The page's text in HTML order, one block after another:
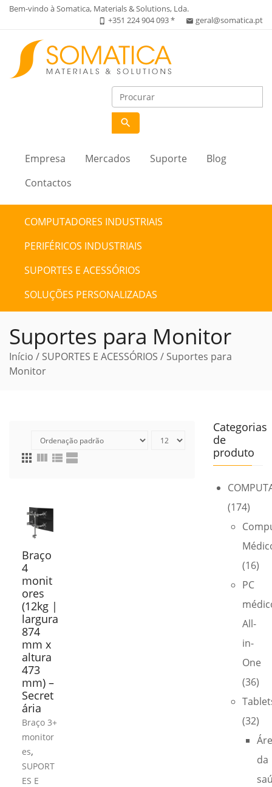
Bem-vindo à Somatica, Materials & Solutions, Lda.
phone_iphone +351 224 904 093 * email geral@somatica.pt
search
Empresa Mercados Suporte
Blog
Contactos
COMPUTADORES INDUSTRIAIS
PERIFÉRICOS INDUSTRIAIS
SUPORTES E ACESSÓRIOS
SOLUÇÕES PERSONALIZADAS
Suportes para Monitor
Início / SUPORTES E ACESSÓRIOS / Suportes para
Monitor
apps view_column view_list view_agenda
Braço
4
monit
ores
(12kg |
largura
874
mm x
altura
473
mm) –
Secret
ária
Braço 3+
monitor
es,
SUPORT
ES E
Categorias
de
produto
(174)
(16)
PC
All-
in-
One
(36)
(32)
da